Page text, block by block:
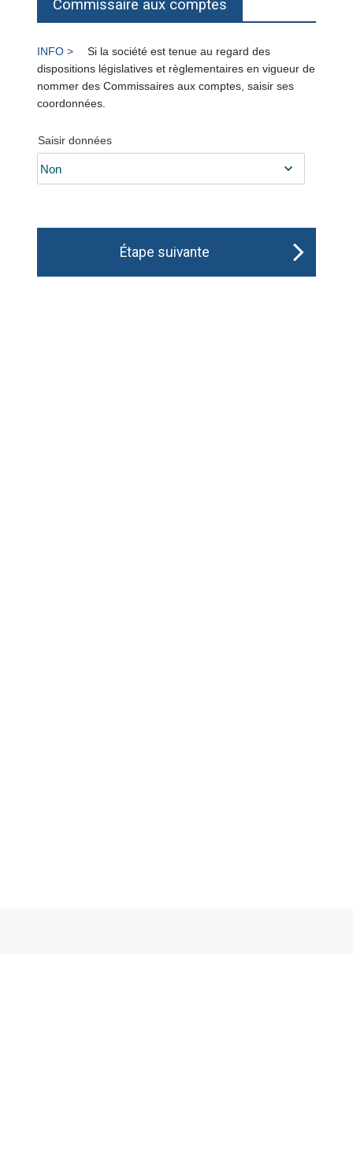
Commissaire aux comptes
Si la société est tenue au regard des
dispositions législatives et règlementaires en vigueur de
nommer des Commissaires aux comptes, saisir ses
coordonnées.
Saisir données